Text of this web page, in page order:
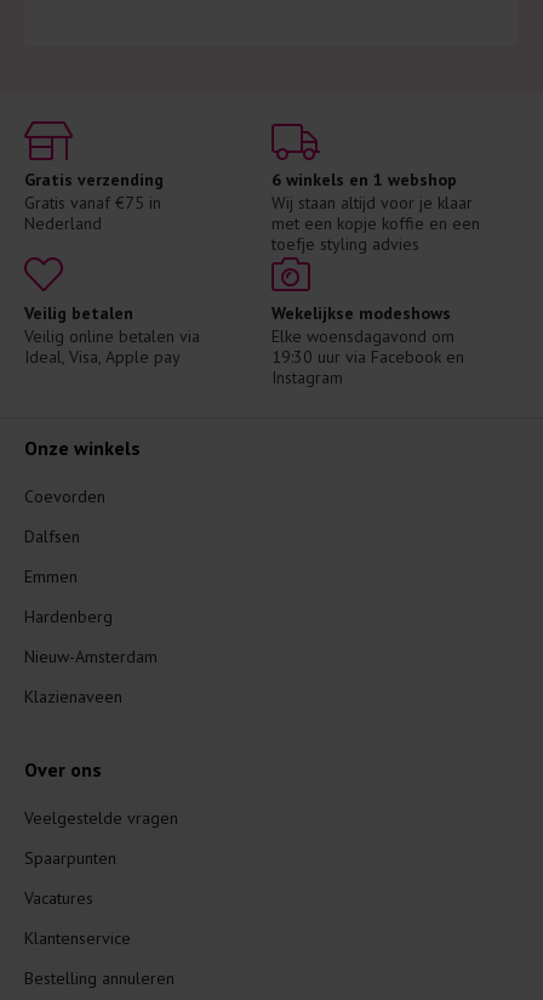
Gratis verzending
Gratis vanaf €75 in
Nederland
6 winkels en 1 webshop
Wij staan altijd voor je klaar
met een kopje koffie en een
toefje styling advies
Veilig betalen
Veilig online betalen via
Ideal, Visa, Apple pay
Wekelijkse modeshows
Elke woensdagavond om
19:30 uur via Facebook en
Instagram
Onze winkels
Coevorden
Dalfsen
Emmen
Hardenberg
Nieuw-Amsterdam
Klazienaveen
Over ons
Veelgestelde vragen
Spaarpunten
Vacatures
Klantenservice
Bestelling annuleren